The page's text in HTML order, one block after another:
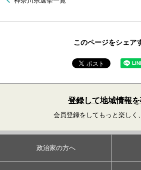
このページをシェア
登録して地域情報
会員登録をしてもっと楽しく
政治家の方へ